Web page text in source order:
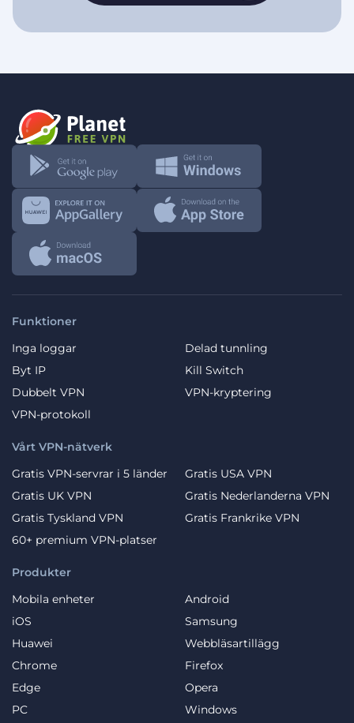
Funktioner
Inga loggar
Delad tunnling
Byt IP
Kill Switch
Dubbelt VPN
VPN-kryptering
VPN-protokoll
Produkter
Mobila enheter
Android
iOS
Samsung
Huawei
Webbläsartillägg
Chrome
Firefox
Edge
Opera
PC
Windows
Vårt VPN-nätverk
Gratis VPN-servrar i 5 länder
Gratis USA VPN
Gratis UK VPN
Gratis Nederlanderna VPN
Gratis Tyskland VPN
Gratis Frankrike VPN
60+ premium VPN-platser